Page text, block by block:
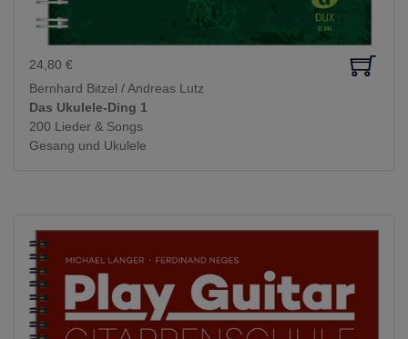
24,80 €
Bernhard Bitzel / Andreas Lutz
Das Ukulele-Ding 1
200 Lieder & Songs
Gesang und Ukulele